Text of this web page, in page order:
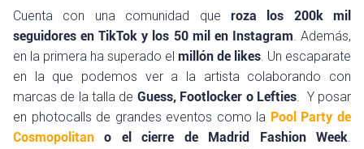
Cuenta con una comunidad que roza los 200k mil
seguidores en TikTok y los 50 mil en Instagram. Además,
en la primera ha superado el millón de likes. Un escaparate
en la que podemos ver a la artista colaborando con
marcas de la talla de Guess, Footlocker o Lefties. Y posar
en photocalls de grandes eventos como la Pool Party de
Cosmopolitan o el cierre de Madrid Fashion Week.